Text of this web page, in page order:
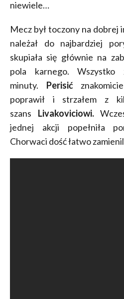
niewiele…
Mecz był toczony na dobrej
należał do najbardziej
skupiała się głównie na
pola karnego.
minuty. Perisić
poprawił i strzałem z
szans Livakoviciowi.
jednej akcji popełniła
Chorwaci dość łatwo